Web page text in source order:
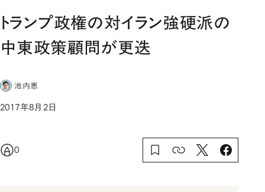
トランプ政権の対イラン強硬派の
中東政策顧問が更迭
池内恵
2017年8月2日
0